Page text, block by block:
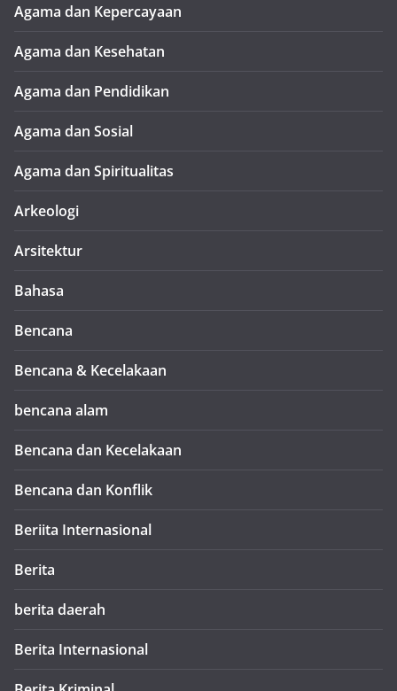
Agama dan Kepercayaan
Agama dan Kesehatan
Agama dan Pendidikan
Agama dan Sosial
Agama dan Spiritualitas
Arkeologi
Arsitektur
Bahasa
Bencana
Bencana & Kecelakaan
bencana alam
Bencana dan Kecelakaan
Bencana dan Konflik
Beriita Internasional
Berita
berita daerah
Berita Internasional